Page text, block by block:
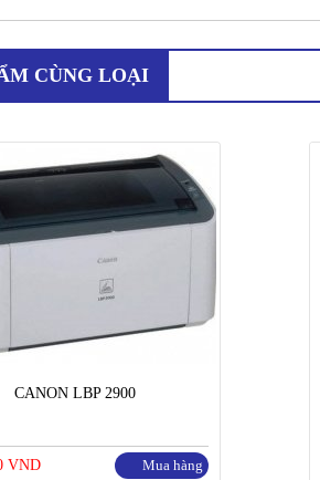
CÙNG LOẠI
CANON LBP 2900
VND Mua hàng